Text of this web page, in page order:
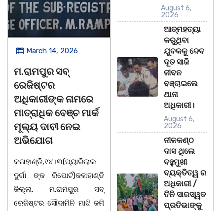
March 14, 2026
ମ.ରାମପୁର ସବ୍
ରେଜିଷ୍ଟର
ଅଧିକାରୀଙ୍କ ନାମରେ
ମାତ୍ରାଧିକ ବେଞ୍ଚ ମାର୍କ
ମୂଲ୍ୟ ଦାବୀ ନେଇ
ଅଭିଯୋଗ
କଳାହାଣ୍ଡି,୧୪।୩(ପ୍ୟାରିଲାଲ
ଦୁର୍ଗା ଙ୍କ ରିପୋର୍ଟ)କଳାହାଣ୍ଡି
ଜିଲ୍ଲା, ମ.ରାମପୁର ସବ୍
ରେଜିଷ୍ଟର ସୌଦାମିନି ମାଝି ଜମି
March 14, 2026
ଚିତାବାଘ ର ନଖ ଜବତ
ତିନି ଯୁବକ ଗିରଫ ଓ
କୋର୍ଟ ଚାଲାଣ
କଳାହାଣ୍ଡି,୧୪|୩(ପ୍ୟାରିଲାଲ
ଦୁର୍ଗା ଙ୍କ ରିପୋର୍ଟ):ବେଆଇନ
ଭାବେ ବନ୍ୟଜନ୍ତୁ ଙ୍କ ର ଶିକାର
କରି ବ୍ୟବସାୟ ଚାଲୁଥିବା
ସମ୍ପର୍କରେ କୌଣସି ସୂତ୍ରରୁ
ସୂଚନା ପାଇ କଳାହାଣ୍ଡି ଉତ୍ତର
ବନଖଣ୍ଡ ଅଧୀନ କେଗାଁ ରେଞ୍ଜର
August 6,
2026
ଆତ୍ମହତ୍ୟା
କରୁଥିବା
ଯୁବକକୁ ଦେବ
ଦୂତ ସାଜି
ଜୀବନ
ବଞ୍ଚାଇଲେ
ଥାନା
ଅଧିକାରୀ।
August 6,
2026
ନୀଳକଣ୍ଠ
ଦାସ ଥିଲେ
ବହୁମୁଖୀ
ବ୍ୟକ୍ତିତ୍ୱ ର
ଅଧିକାରୀ /
ତିନି ସାରସ୍ୱତ
ପ୍ରତିଭାଙ୍କୁ